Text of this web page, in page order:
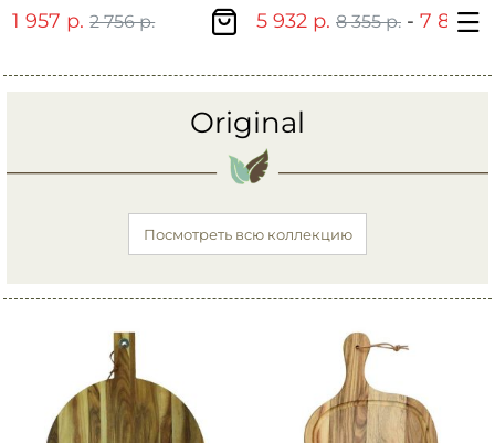
1 957 р. 2 756 р. 5 932 р. 8 355 р. - 7 897 р.
Original
Посмотреть всю коллекцию